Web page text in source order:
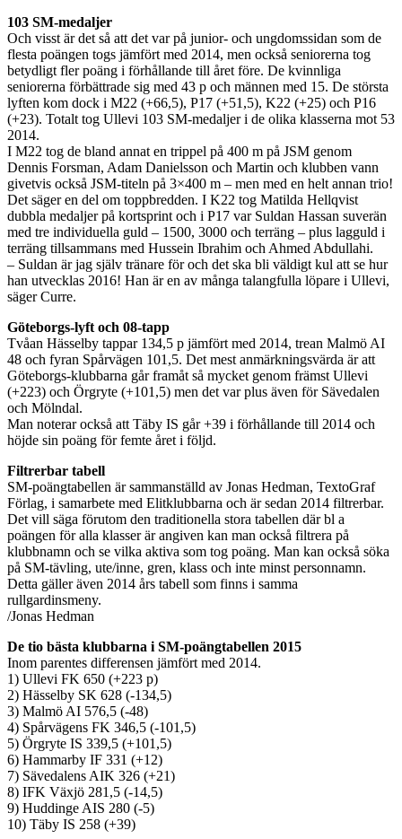
103 SM-medaljer
Och visst är det så att det var på junior- och ungdomssidan som de
flesta poängen togs jämfört med 2014, men också seniorerna tog
betydligt fler poäng i förhållande till året före. De kvinnliga
seniorerna förbättrade sig med 43 p och männen med 15. De största
lyften kom dock i M22 (+66,5), P17 (+51,5), K22 (+25) och P16
(+23). Totalt tog Ullevi 103 SM-medaljer i de olika klasserna mot 53
2014.
I M22 tog de bland annat en trippel på 400 m på JSM genom
Dennis Forsman, Adam Danielsson och Martin och klubben vann
givetvis också JSM-titeln på 3×400 m – men med en helt annan trio!
Det säger en del om toppbredden. I K22 tog Matilda Hellqvist
dubbla medaljer på kortsprint och i P17 var Suldan Hassan suverän
med tre individuella guld – 1500, 3000 och terräng – plus lagguld i
terräng tillsammans med Hussein Ibrahim och Ahmed Abdullahi.
– Suldan är jag själv tränare för och det ska bli väldigt kul att se hur
han utvecklas 2016! Han är en av många talangfulla löpare i Ullevi,
säger Curre.
Göteborgs-lyft och 08-tapp
Tvåan Hässelby tappar 134,5 p jämfört med 2014, trean Malmö AI
48 och fyran Spårvägen 101,5. Det mest anmärkningsvärda är att
Göteborgs-klubbarna går framåt så mycket genom främst Ullevi
(+223) och Örgryte (+101,5) men det var plus även för Sävedalen
och Mölndal.
Man noterar också att Täby IS går +39 i förhållande till 2014 och
höjde sin poäng för femte året i följd.
Filtrerbar tabell
SM-poängtabellen är sammanställd av Jonas Hedman, TextoGraf
Förlag, i samarbete med Elitklubbarna och är sedan 2014 filtrerbar.
Det vill säga förutom den traditionella stora tabellen där bl a
poängen för alla klasser är angiven kan man också filtrera på
klubbnamn och se vilka aktiva som tog poäng. Man kan också söka
på SM-tävling, ute/inne, gren, klass och inte minst personnamn.
Detta gäller även 2014 års tabell som finns i samma
rullgardinsmeny.
/Jonas Hedman
De tio bästa klubbarna i SM-poängtabellen 2015
Inom parentes differensen jämfört med 2014.
1) Ullevi FK 650 (+223 p)
2) Hässelby SK 628 (-134,5)
3) Malmö AI 576,5 (-48)
4) Spårvägens FK 346,5 (-101,5)
5) Örgryte IS 339,5 (+101,5)
6) Hammarby IF 331 (+12)
7) Sävedalens AIK 326 (+21)
8) IFK Växjö 281,5 (-14,5)
9) Huddinge AIS 280 (-5)
10) Täby IS 258 (+39)